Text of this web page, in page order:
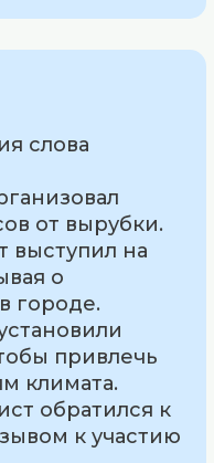
слова
от вырубки.
выступил на
о
городе.
привлечь
климата.
обратился к
к участию